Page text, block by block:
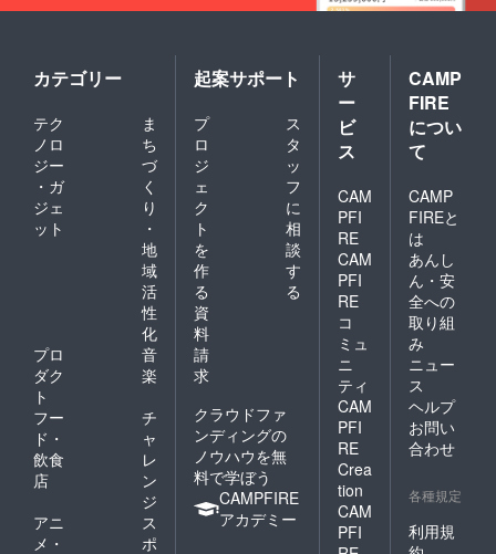
カテゴリー
テク
ノロ
ジー
・ガ
ジェ
ット
ま
ち
づ
く
り
・
地
域
活
性
化
プロ
ダク
ト
音
楽
フー
ド・
飲食
店
チ
ャ
レ
ン
ジ
アニ
メ・
ス
ポ
起案サポート
プ
ロ
ジ
ェ
ク
ト
を
作
る
ス
タ
ッ
フ
に
相
談
す
る
資
料
請
求
クラウドファ
ンディングの
ノウハウを無
料で学ぼう
CAMPFIRE
アカデミー
サ
ー
ビ
ス
CAM
PFI
RE
CAM
PFI
RE
コ
ミュ
ニ
ティ
CAM
PFI
RE
Crea
tion
CAM
PFI
CAMP
FIRE
につい
て
CAMP
FIREと
は
あんし
ん・安
全への
取り組
み
ニュー
ス
ヘルプ
お問い
合わせ
各種規定
利用規